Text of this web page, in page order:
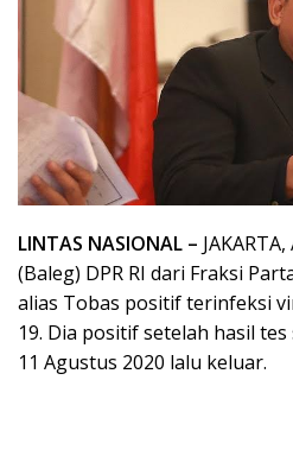
LINTAS NASIONAL –
(Baleg) DPR RI dari Fraksi
alias Tobas positif terinfeksi
19. Dia positif setelah hasil tes
11 Agustus 2020 lalu keluar.